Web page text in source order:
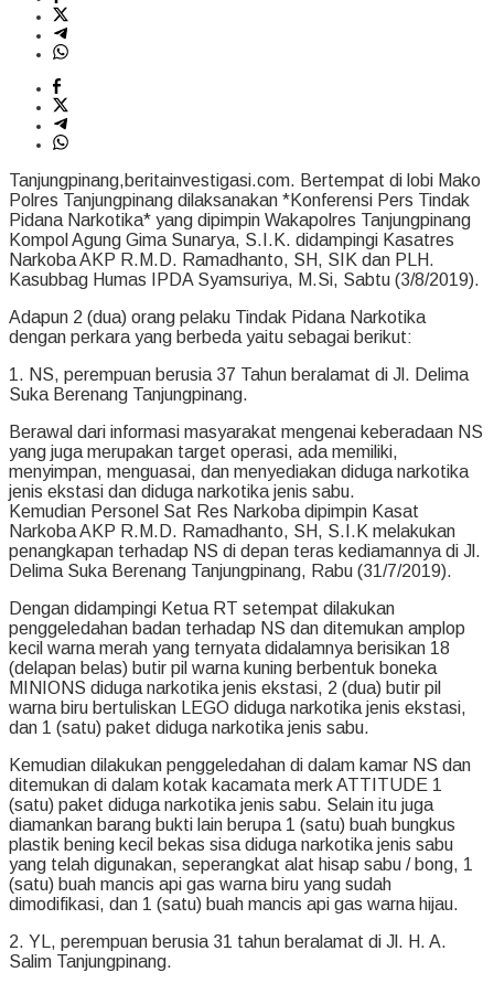
Tanjungpinang,beritainvestigasi.com. Bertempat di lobi Mako
Polres Tanjungpinang dilaksanakan *Konferensi Pers Tindak
Pidana Narkotika* yang dipimpin Wakapolres Tanjungpinang
Kompol Agung Gima Sunarya, S.I.K. didampingi Kasatres
Narkoba AKP R.M.D. Ramadhanto, SH, SIK dan PLH.
Kasubbag Humas IPDA Syamsuriya, M.Si, Sabtu (3/8/2019).
Adapun 2 (dua) orang pelaku Tindak Pidana Narkotika
dengan perkara yang berbeda yaitu sebagai berikut:
1. NS, perempuan berusia 37 Tahun beralamat di Jl. Delima
Suka Berenang Tanjungpinang.
Berawal dari informasi masyarakat mengenai keberadaan NS
yang juga merupakan target operasi, ada memiliki,
menyimpan, menguasai, dan menyediakan diduga narkotika
jenis ekstasi dan diduga narkotika jenis sabu.
Kemudian Personel Sat Res Narkoba dipimpin Kasat
Narkoba AKP R.M.D. Ramadhanto, SH, S.I.K melakukan
penangkapan terhadap NS di depan teras kediamannya di Jl.
Delima Suka Berenang Tanjungpinang, Rabu (31/7/2019).
Dengan didampingi Ketua RT setempat dilakukan
penggeledahan badan terhadap NS dan ditemukan amplop
kecil warna merah yang ternyata didalamnya berisikan 18
(delapan belas) butir pil warna kuning berbentuk boneka
MINIONS diduga narkotika jenis ekstasi, 2 (dua) butir pil
warna biru bertuliskan LEGO diduga narkotika jenis ekstasi,
dan 1 (satu) paket diduga narkotika jenis sabu.
Kemudian dilakukan penggeledahan di dalam kamar NS dan
ditemukan di dalam kotak kacamata merk ATTITUDE 1
(satu) paket diduga narkotika jenis sabu. Selain itu juga
diamankan barang bukti lain berupa 1 (satu) buah bungkus
plastik bening kecil bekas sisa diduga narkotika jenis sabu
yang telah digunakan, seperangkat alat hisap sabu / bong, 1
(satu) buah mancis api gas warna biru yang sudah
dimodifikasi, dan 1 (satu) buah mancis api gas warna hijau.
2. YL, perempuan berusia 31 tahun beralamat di Jl. H. A.
Salim Tanjungpinang.